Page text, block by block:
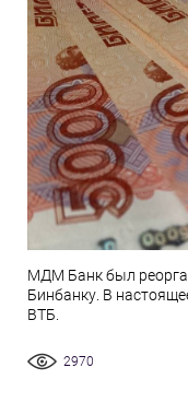
МДМ Банк был
Бинбанку. В
ВТБ.
2970